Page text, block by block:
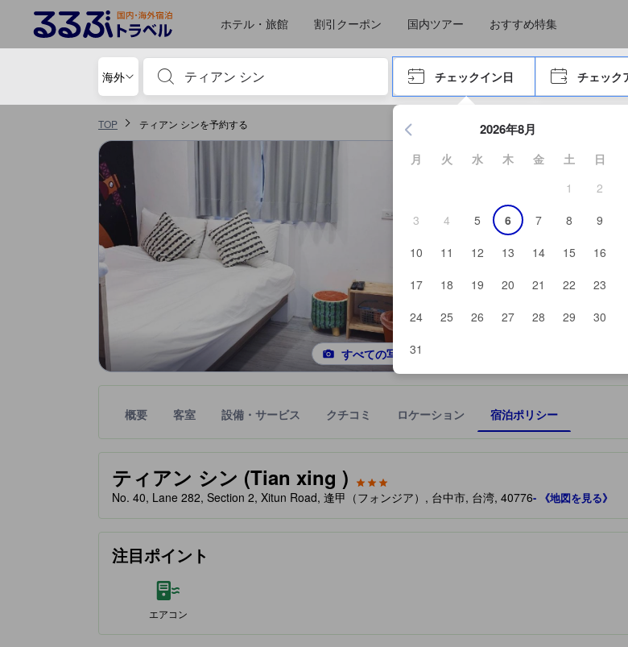
ホテル・旅館 割引クーポン 国内ツアー おすすめ特集
海外
宿泊施設名やキーワードを入力し、矢印キーやタブキーで進み、エンターキーを押して内容を確定して
チェックイン日 チェック
エンターキーを押して日付選択画面の操作を
2026年8月
月 火 水 木 金 土
日
1
2
3
4 5 6 7 8
9
10
11 12 13 14 15
16
17
18 19 20 21 22
23
24
25 26 27 28 29
30
31
TOP ティアン シンを予約する
すべての写真を見る
概要 客室 設備・サービス クチコミ ロケーション 宿泊ポリシー
ティアン シン (Tian xing )
星評価、最高5の内3
tooltip
星評価は、提携サイトから受け取った情報であり、宿泊施設に備わっていると予測される快適さや客室
No. 40, Lane 282, Section 2, Xitun Road, 逢甲（フォンジア）, 台中市, 台湾, 40776- 《地図を見る》
注目ポイント
エアコン
るるぶトラベルに掲載されているクチコミは実際に予約をし、宿泊を終えたゲストから提供されています。実際の経験に